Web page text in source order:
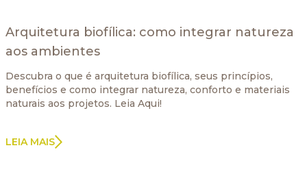
Arquitetura biofílica: como integrar natureza
aos ambientes
Descubra o que é arquitetura biofílica, seus princípios,
benefícios e como integrar natureza, conforto e materiais
naturais aos projetos. Leia Aqui!
LEIA MAIS